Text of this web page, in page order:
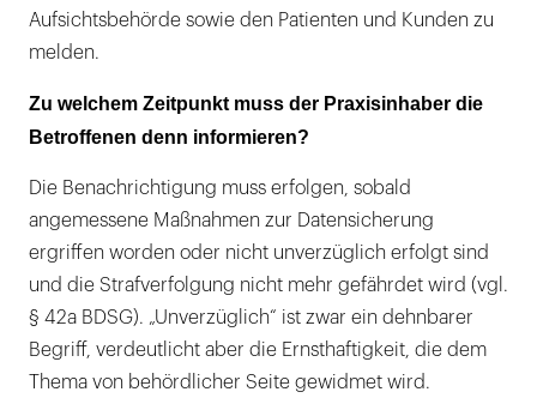
Aufsichtsbehörde sowie den Patienten und Kunden zu
melden.
Zu welchem Zeitpunkt muss der Praxisinhaber die
Betroffenen denn informieren?
Die Benachrichtigung muss erfolgen, sobald
angemessene Maßnahmen zur Datensicherung
ergriffen worden oder nicht unverzüglich erfolgt sind
und die Strafverfolgung nicht mehr gefährdet wird (vgl.
§ 42a BDSG). „Unverzüglich“ ist zwar ein dehnbarer
Begriff, verdeutlicht aber die Ernsthaftigkeit, die dem
Thema von behördlicher Seite gewidmet wird.